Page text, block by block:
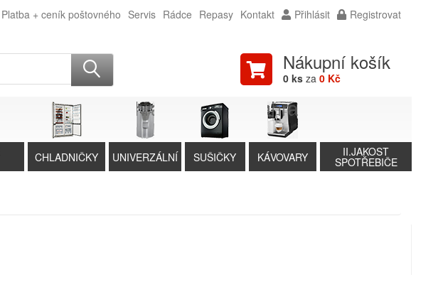
Platba + ceník poštovného Servis Rádce Repasy Kontakt Přihlásit Registrovat
Nákupní košík
0 ks za 0 Kč
CHLADNIČKY UNIVERZÁLNÍ SUŠIČKY KÁVOVARY II.JAKOST
SPOTŘEBIČE